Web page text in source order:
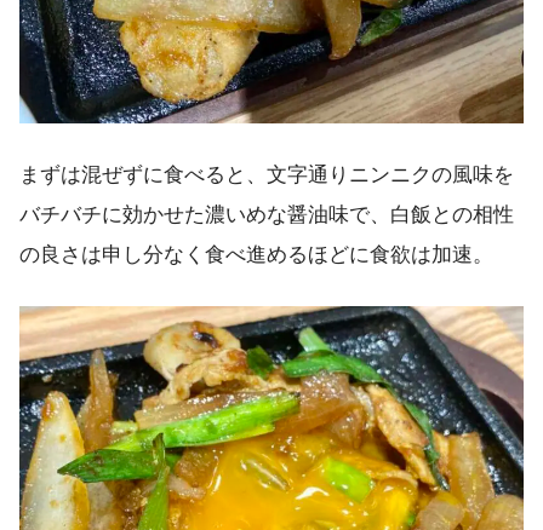
まずは混ぜずに食べると、文字通りニンニクの風味を
バチバチに効かせた濃いめな醤油味で、白飯との相性
の良さは申し分なく食べ進めるほどに食欲は加速。